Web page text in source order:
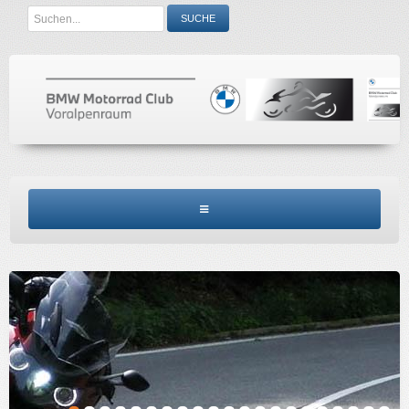
Search
...
SUCHE
CLUBINFO
TERMINE